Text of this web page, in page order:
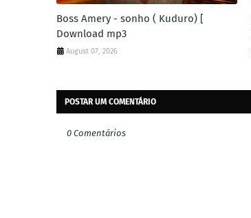
Boss Amery - sonho ( Kuduro) [
Download mp3
August 07, 2026
POSTAR UM COMENTÁRIO
0 Comentários